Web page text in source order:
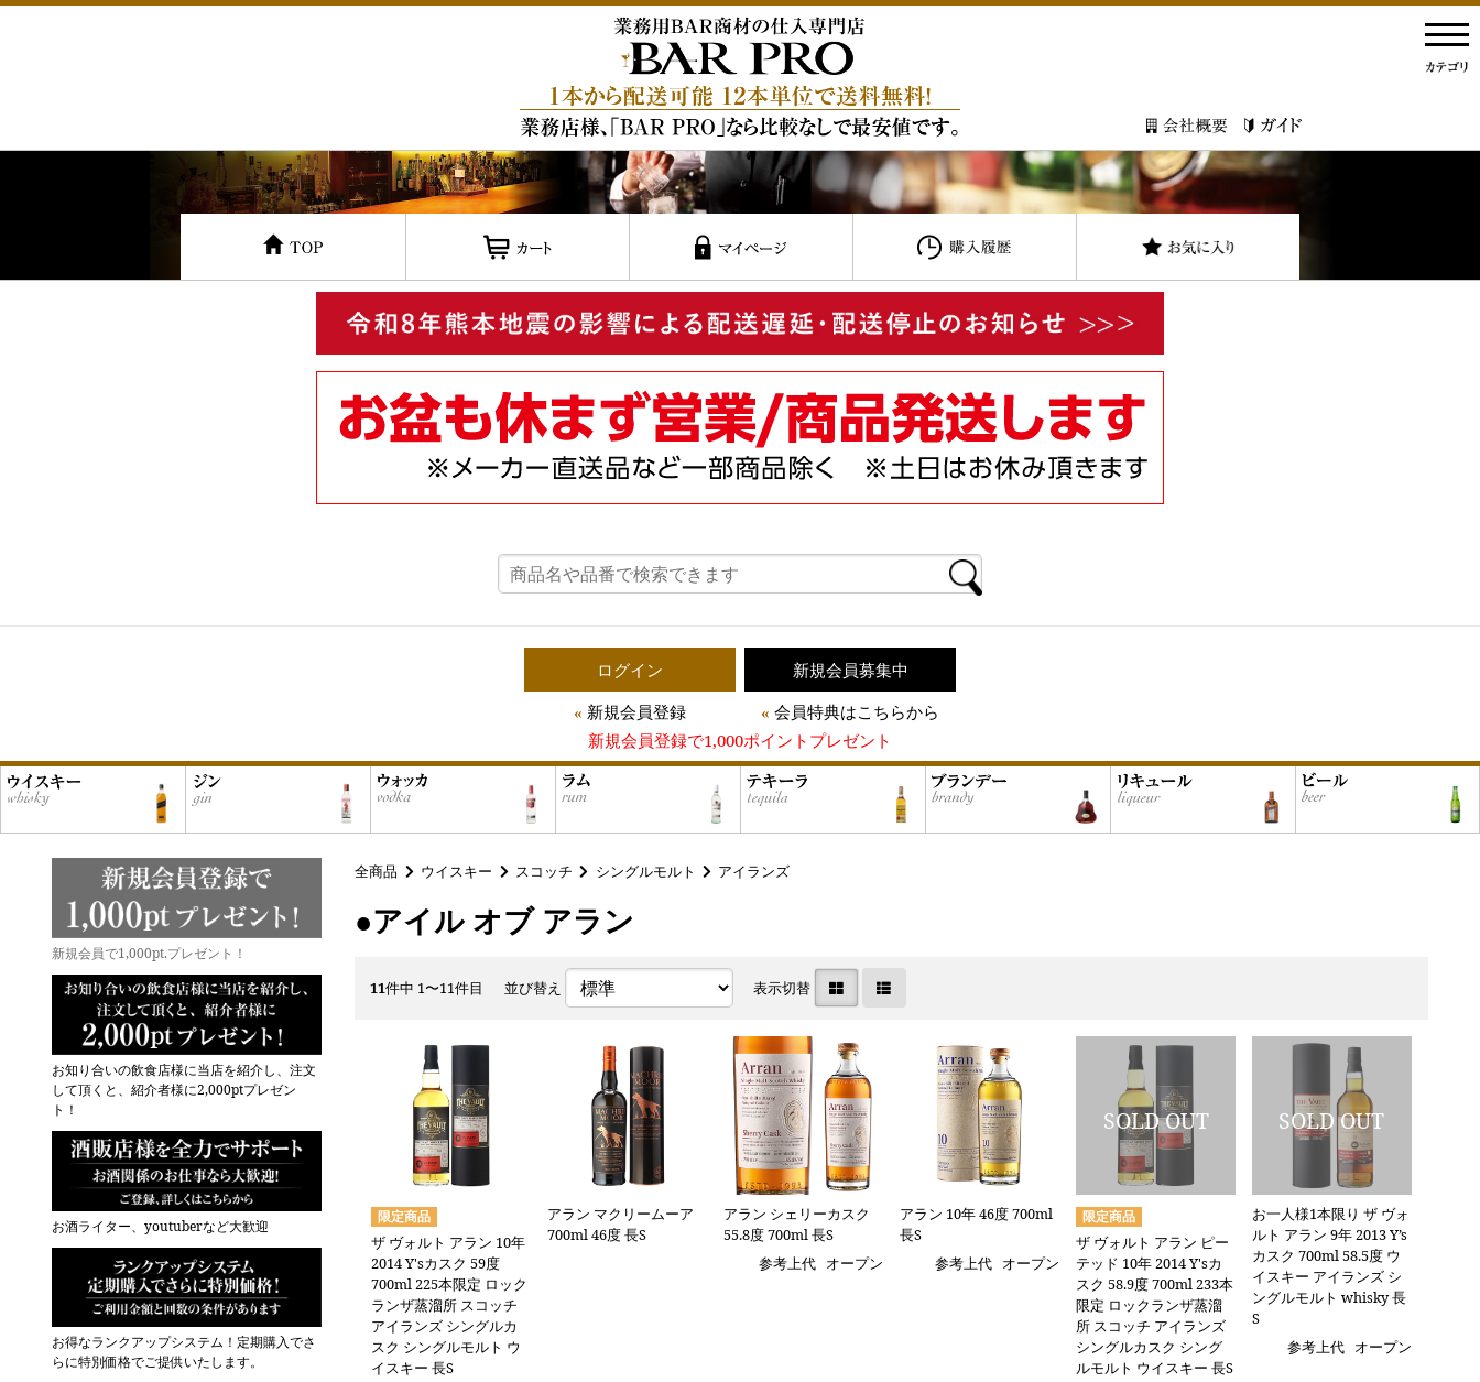
ログイン
新規会員登録
新規会員募集中
会員特典はこちらから
新規会員登録で1,000ポイントプレゼント
全商品 ウイスキー スコッチ シングルモルト アイランズ
●アイル オブ アラン
11件中 1〜11件目 並び替え 表示切替
ザ ヴォルト アラン 10年
2014 Y'sカスク 59度
700ml 225本限定 ロック
ランザ蒸溜所 スコッチ
アイランズ シングルカ
スク シングルモルト ウ
イスキー 長S
アラン マクリームーア
700ml 46度 長S
アラン シェリーカスク
55.8度 700ml 長S
参考上代 オープン
アラン 10年 46度 700ml
長S
参考上代 オープン
ザ ヴォルト アラン ピー
テッド 10年 2014 Y'sカ
スク 58.9度 700ml 233本
限定 ロックランザ蒸溜
所 スコッチ アイランズ
シングルカスク シング
ルモルト ウイスキー 長S
お一人様1本限り ザ ヴォ
ルト アラン 9年 2013 Y’s
カスク 700ml 58.5度 ウ
イスキー アイランズ シ
ングルモルト whisky 長
S
参考上代 オープン
新規会員で1,000pt.プレゼント！
お知り合いの飲食店様に当店を紹介し、注文
して頂くと、紹介者様に2,000ptプレゼン
ト！
お酒ライター、youtuberなど大歓迎
お得なランクアップシステム！定期購入でさ
らに特別価格でご提供いたします。